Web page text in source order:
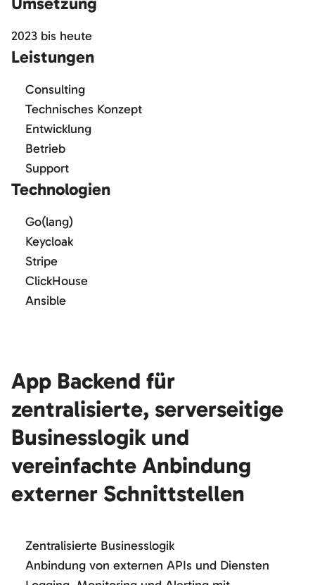
2023 bis heute
Leistungen
Consulting
Technisches Konzept
Entwicklung
Betrieb
Support
Technologien
Go(lang)
Keycloak
Stripe
ClickHouse
Ansible
App Backend für
zentralisierte, serverseitige
Businesslogik und
vereinfachte Anbindung
externer Schnittstellen
Zentralisierte Businesslogik
Anbindung von externen APIs und Diensten